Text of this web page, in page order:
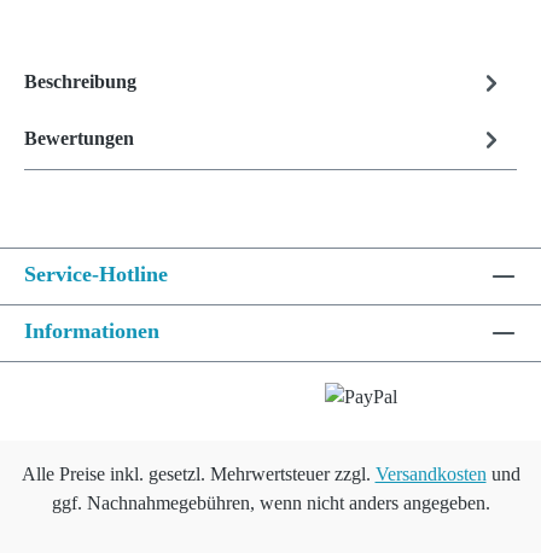
Beschreibung
Bewertungen
Service-Hotline
Informationen
Alle Preise inkl. gesetzl. Mehrwertsteuer zzgl. Versandkosten und
ggf. Nachnahmegebühren, wenn nicht anders angegeben.